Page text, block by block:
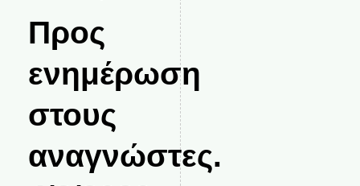
Προς
ενημέρωση
στους
αναγνώστες.